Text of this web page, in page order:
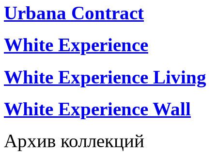
Urbana Contract
White Experience
White Experience Living
White Experience Wall
Архив коллекций